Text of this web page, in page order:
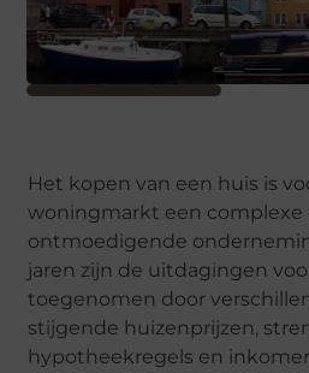
Het kopen van een huis is
woningmarkt een complexe
ontmoedigende
jaren zijn de uitdagingen
toegenomen door
stijgende huizenprijzen,
hypotheekregels en